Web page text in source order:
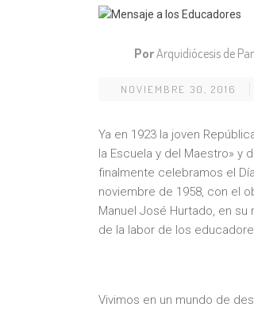
PorArquidiócesis de
NOVIEMBRE 30, 2016
Ya en 1923 la joven
la Escuela y del Maestro» y
finalmente celebramos el
noviembre de 1958, con el
Manuel José Hurtado, en
de la labor de los
Vivimos en un mundo de